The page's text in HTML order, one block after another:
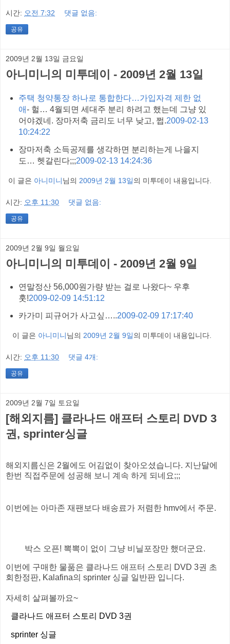
시간: 오전 7:32 댓글 없음:
공유
2009년 2월 13일 금요일
아니미니의 미투데이 - 2009년 2월 13일
주택 청약통장 하나로 통합한다…가입자격 제한 없
애- 헐… 4월되면 세대주 분리 하려고 했는데 그냥 있
어야겠네. 장마저축 금리도 너무 낮고, 쩝.2009-02-13
10:24:22
장마저축 소득공제를 생각하면 분리하는게 나을지
도… 헷갈린다;;;2009-02-13 14:24:36
이 글은 아니미니님의 2009년 2월 13일의 미투데이 내용입니다.
시간: 오후 11:30 댓글 없음:
공유
2009년 2월 9일 월요일
아니미니의 미투데이 - 2009년 2월 9일
연말정산 56,000원가량 받는 걸로 나왔다~ 우후
훗!2009-02-09 14:51:12
카가미 피규어가 사고싶…..2009-02-09 17:17:40
이 글은 아니미니님의 2009년 2월 9일의 미투데이 내용입니다.
시간: 오후 11:30 댓글 4개:
공유
2009년 2월 7일 토요일
[해외지름] 클라나드 애프터 스토리 DVD 3
권, sprinter싱글
해외지름신은 2월에도 어김없이 찾아오셨습니다. 지난달에
한번 직접주문에 성공해 보니 계속 하게 되네요;;;
이번에는 아마존 재팬보다 배송료가 저렴한 hmv에서 주문.
박스 오픈! 뽁뽁이 없이 그냥 비닐포장만 했더군요.
이번에 구매한 물품은 클라나드 애프터 스토리 DVD 3권 초
회한정판, Kalafina의 sprinter 싱글 일반판 입니다.
자세히 살펴볼까요~
클라나드 애프터 스토리 DVD 3권
sprinter 싱글